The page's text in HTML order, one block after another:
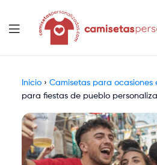
Inicio› Camisetas para ocasiones
para fiestas de pueblo